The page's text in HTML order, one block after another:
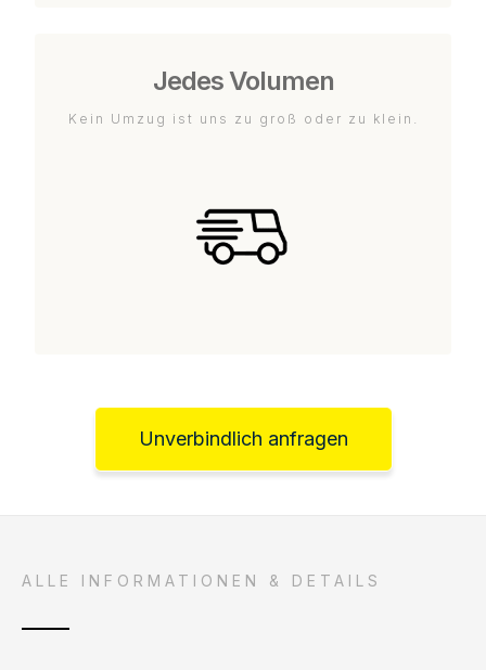
Jedes Volumen
Kein Umzug ist uns zu groß oder zu klein.
Unverbindlich anfragen
ALLE INFORMATIONEN & DETAILS